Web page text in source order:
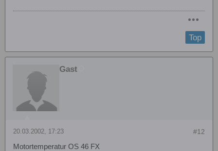
Top
Gast
#12
20.03.2002, 17:23
Motortemperatur OS 46 FX